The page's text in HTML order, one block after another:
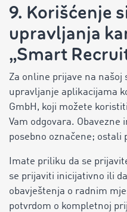
9. Korišćenje
upravljanja
„Smart
Za online prijave na
upravljanje aplikacijama
GmbH, koji možete
Vam odgovara. Obavezne
posebno označene; ostali
Imate priliku da se
se prijaviti inicijativno ili
obavještenja o radnim
potvrdom o kompletnoj